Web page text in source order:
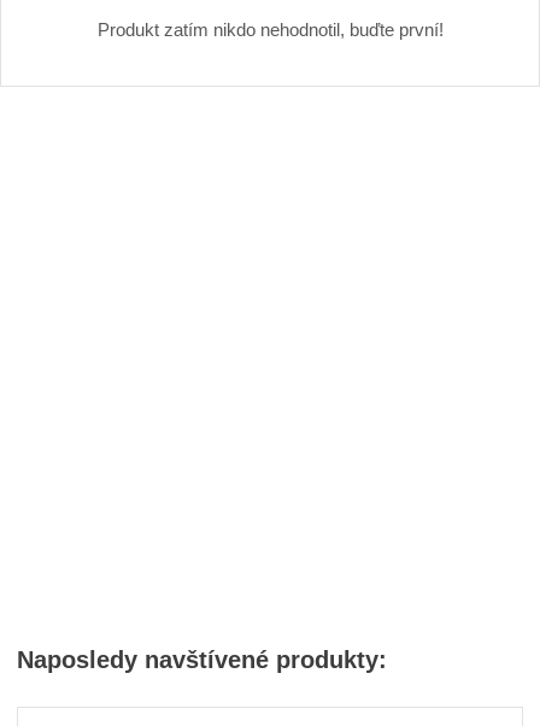
Produkt zatím nikdo nehodnotil, buďte první!
Naposledy navštívené produkty: